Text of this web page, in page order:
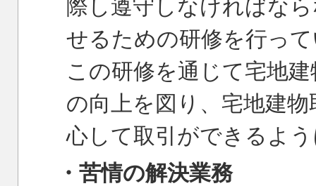
際し遵守しなければな
せるための研修を行っ
この研修を通じて宅地
の向上を図り、宅地建
心して取引ができるよ
・苦情の解決業務